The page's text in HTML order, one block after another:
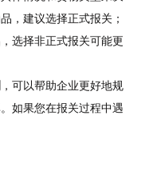
，建议选择正式报关；
选择非正式报关可能更
，可以帮助企业更好地规
如果您在报关过程中遇